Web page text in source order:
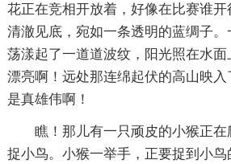
花正在竞相开放着，好像在比赛谁
清澈见底，宛如一条透明的蓝绸子
荡漾起了一道道波纹，阳光照在水
漂亮啊！远处那连绵起伏的高山映
是真雄伟啊！
瞧！那儿有一只顽皮的小猴正
捉小鸟。小猴一举手，正要捉到小